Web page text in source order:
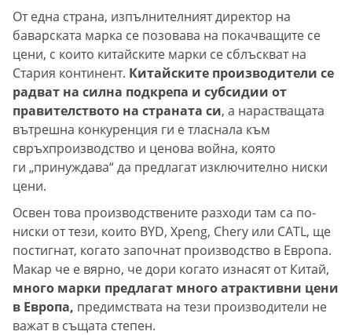
От една страна, изпълнителният директор на
баварската марка се позовава на покачващите се
цени, с които китайските марки се сблъскват на
Стария континент. Китайските производители се
радват на силна подкрепа и субсидии от
правителството на страната си, а нарастващата
вътрешна конкуренция ги е тласнала към
свръхпроизводство и ценова война, която
ги „принуждава“ да предлагат изключително ниски
цени.
Освен това производствените разходи там са по-
ниски от тези, които BYD, Xpeng, Chery или CATL, ще
постигнат, когато започнат производство в Европа.
Макар че е вярно, че дори когато изнасят от Китай,
много марки предлагат много атрактивни цени
в Европа, предимствата на тези производители не
важат в същата степен.